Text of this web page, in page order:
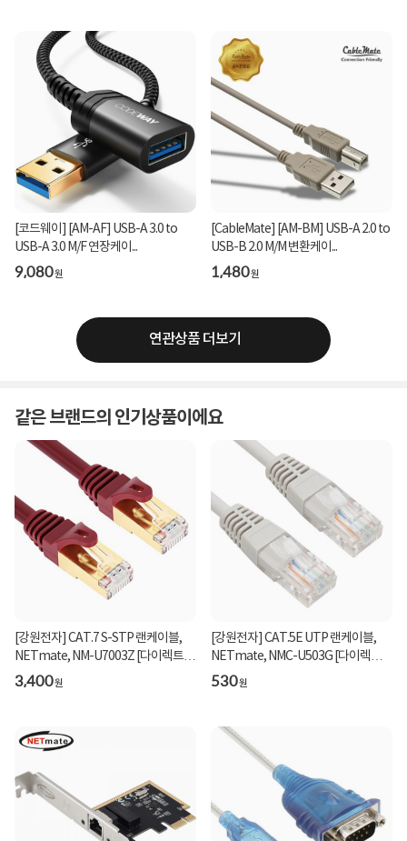
[코드웨이] [AM-AF] USB-A 3.0 to
USB-A 3.0 M/F 연장케이...
9,080원
[CableMate] [AM-BM] USB-A 2.0 to
USB-B 2.0 M/M 변환케이...
1,480원
연관상품 더보기
같은 브랜드의 인기상품이에요
[강원전자] CAT.7 S-STP 랜케이블,
NETmate, NM-U7003Z [다이렉트/
연선] [와인/0.3m]
3,400원
[강원전자] CAT.5E UTP 랜케이블,
NETmate, NMC-U503G [다이렉트/
연선] [그레이/0.3m...
530원